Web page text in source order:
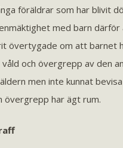
föräldrar som har blivit
med barn
övertygade om att barnet
och övergrepp av den
men inte kunnat
övergrepp har ägt rum.